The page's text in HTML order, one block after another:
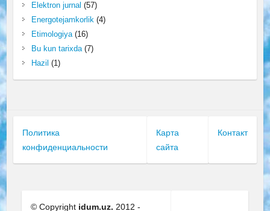
Elektron jurnal (57)
Energotejamkorlik(4)
Etimologiya(16)
Bu kun tarixda(7)
Hazil (1)
Политика
конфиденциальности
Карта
сайта
Контакт
© Copyright idum.uz. 2012 -